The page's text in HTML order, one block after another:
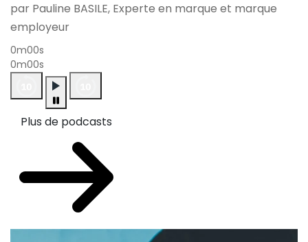
par Pauline BASILE, Experte en marque et marque
employeur
0m00s
0m00s
Plus de podcasts